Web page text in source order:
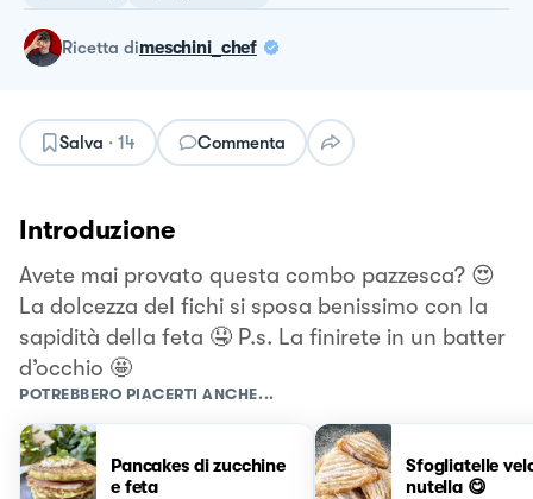
ricetta dimeschini_chef
Salva · 14 Commenta
Introduzione
Avete mai provato questa combo pazzesca? 😍
La dolcezza deI fichi si sposa benissimo con la
sapidità della feta 🤤 P.s. La finirete in un batter
d’occhio 🤩
POTREBBERO PIACERTI ANCHE...
Pancakes di zucchine
e feta
Sfogliatelle
nutella 😋